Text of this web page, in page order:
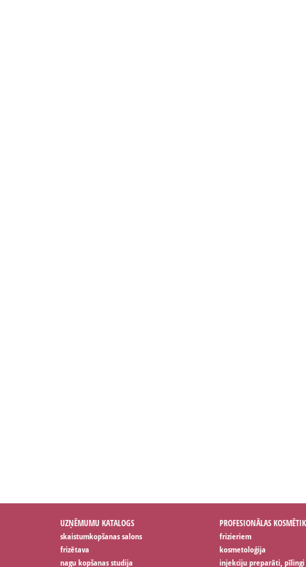
UZŅĒMUMU KATALOGS
skaistumkopšanas salons
frizētava
nagu kopšanas studija
PROFESIONĀLAS
frizieriem
kosmetoloģija
injekciju preparāti, pīlingi